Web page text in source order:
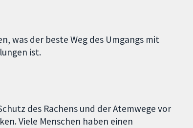
was der beste Weg des Umgangs mit
ist.
des Rachens und der Atemwege vor
Viele Menschen haben einen